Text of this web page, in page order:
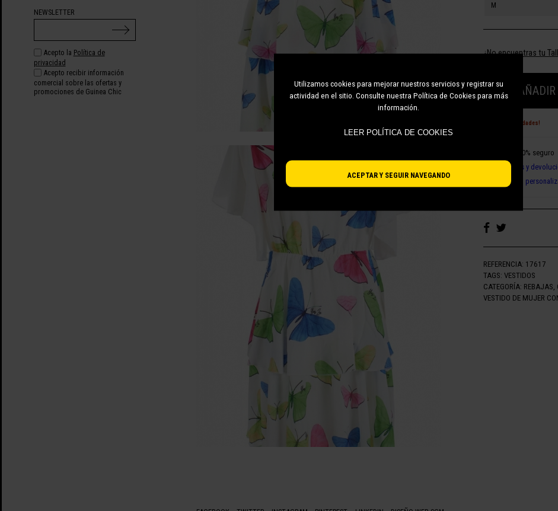
Utilizamos cookies para mejorar nuestros servicios y registrar su
actividad en el sitio. Consulte nuestra Política de Cookies para más
información.
ACEPTAR Y SEGUIR NAVEGANDO
NEWSLETTER
Acepto la Política de
privacidad
Acepto recibir información
comercial sobre las ofertas y
promociones de Guinea Chic
M
¿No encuentras tu
¡Últimas unidades!
Pago 100% seguro
Cambios y
Atención
REFERENCIA: 17617
TAGS: VESTIDOS
CATEGORÍA: REBAJAS
VESTIDO DE MUJER
LEER POLÍTICA DE COOKIES